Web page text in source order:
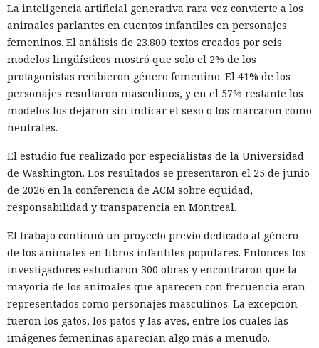
La inteligencia artificial generativa rara vez convierte a los
animales parlantes en cuentos infantiles en personajes
femeninos. El análisis de 23.800 textos creados por seis
modelos lingüísticos mostró que solo el 2% de los
protagonistas recibieron género femenino. El 41% de los
personajes resultaron masculinos, y en el 57% restante los
modelos los dejaron sin indicar el sexo o los marcaron como
neutrales.
El estudio fue realizado por especialistas de la Universidad
de Washington. Los resultados se presentaron el 25 de junio
de 2026 en la conferencia de ACM sobre equidad,
responsabilidad y transparencia en Montreal.
El trabajo continuó un proyecto previo dedicado al género
de los animales en libros infantiles populares. Entonces los
investigadores estudiaron 300 obras y encontraron que la
mayoría de los animales que aparecen con frecuencia eran
representados como personajes masculinos. La excepción
fueron los gatos, los patos y las aves, entre los cuales las
imágenes femeninas aparecían algo más a menudo.